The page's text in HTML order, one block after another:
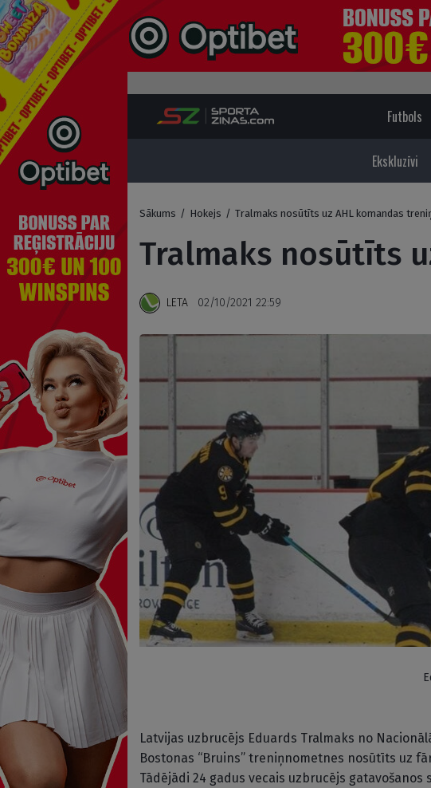
Futbols
Ekskluzīvi
Sākums / Hokejs / Tralmaks nosūtīts uz AHL komandas
Tralmaks nosūtīts
LETA 02/10/2021 22:59
Latvijas uzbrucējs Eduards Tralmaks no
Bostonas “Bruins” treniņnometnes nosūtīts uz
Tādējādi 24 gadus vecais uzbrucējs